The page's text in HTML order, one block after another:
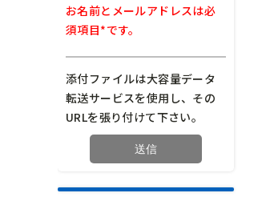
お名前とメールアドレスは必
須項目*です。
添付ファイルは大容量データ
転送サービスを使用し、その
URLを張り付けて下さい。